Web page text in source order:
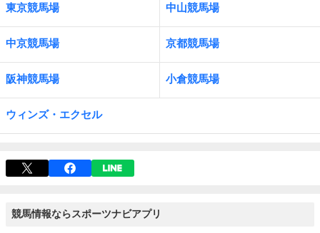
東京競馬場 中山競馬場
中京競馬場 京都競馬場
阪神競馬場 小倉競馬場
ウィンズ・エクセル
競馬情報ならスポーツナビアプリ